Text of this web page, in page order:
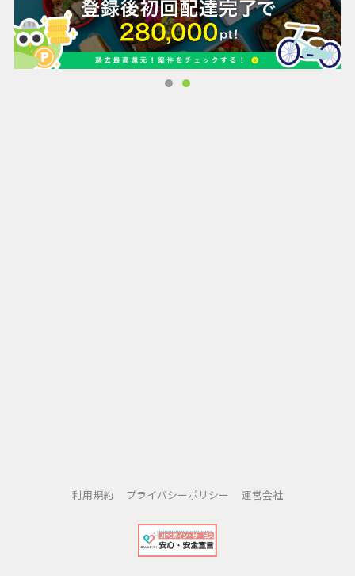
利用規約 プライバシーポリシー 運営会社